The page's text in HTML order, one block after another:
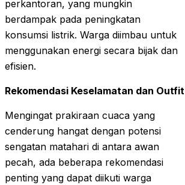
perkantoran, yang mungkin
berdampak pada peningkatan
konsumsi listrik. Warga diimbau untuk
menggunakan energi secara bijak dan
efisien.
Rekomendasi Keselamatan dan Outfit
Mengingat prakiraan cuaca yang
cenderung hangat dengan potensi
sengatan matahari di antara awan
pecah, ada beberapa rekomendasi
penting yang dapat diikuti warga